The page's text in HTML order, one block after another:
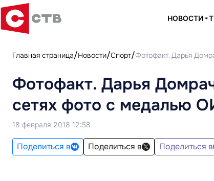
НОВОСТИ
Главная страница Новости Спорт Фотофакт. Дарья
Фотофакт. Дарья
сетях фото с медалью
18 февраля 2018 12:58
Поделиться в Поделиться в Поделиться в